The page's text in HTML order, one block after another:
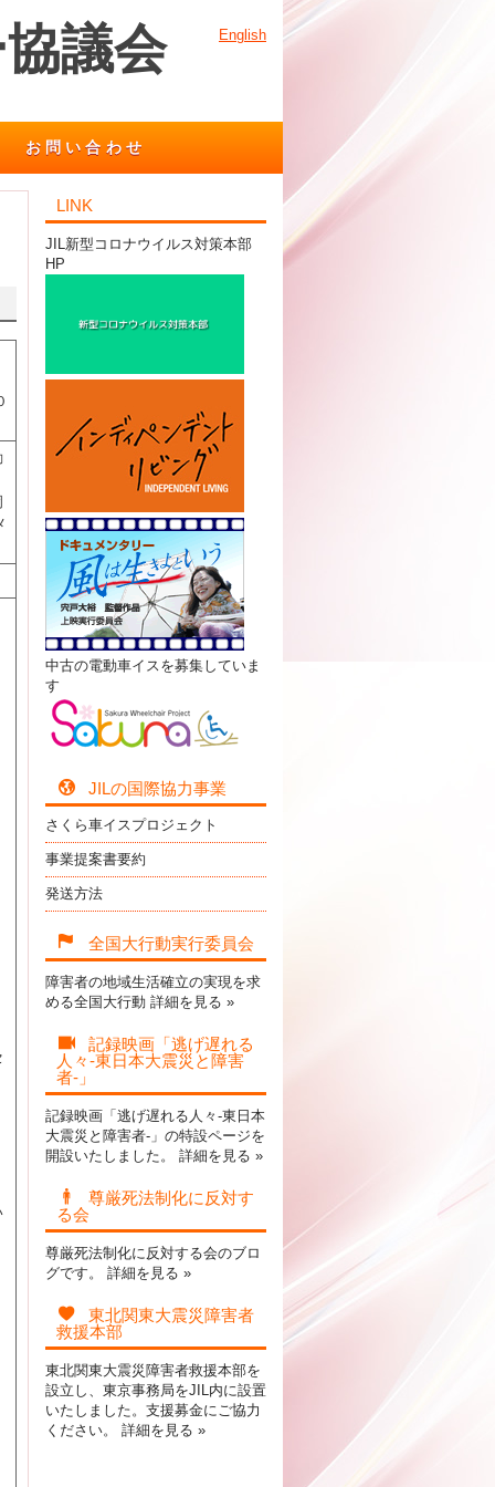
議会 English
お問い合わせ
LINK
JIL新型コロナウイルス対策本部
HP
中古の電動車イスを募集していま
す
JILの国際協力事業
さくら車イスプロジェクト
事業提案書要約
発送方法
全国大行動実行委員会
障害者の地域生活確立の実現を求
める全国大行動 詳細を見る »
記録映画「逃げ遅れる
人々-東日本大震災と障害
者-」
記録映画「逃げ遅れる人々-東日本
大震災と障害者-」の特設ページを
開設いたしました。 詳細を見る »
尊厳死法制化に反対す
る会
尊厳死法制化に反対する会のブロ
グです。 詳細を見る »
東北関東大震災障害者
救援本部
東北関東大震災障害者救援本部を
設立し、東京事務局をJIL内に設置
いたしました。支援募金にご協力
ください。 詳細を見る »